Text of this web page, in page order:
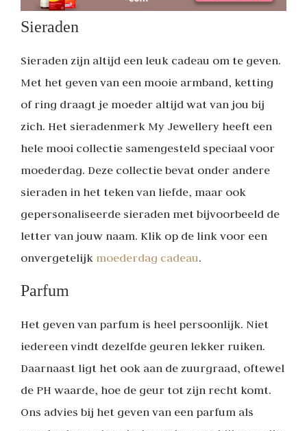
Sieraden
Sieraden zijn altijd een leuk cadeau om te geven.
Met het geven van een mooie armband, ketting
of ring draagt je moeder altijd wat van jou bij
zich. Het sieradenmerk My Jewellery heeft een
hele mooi collectie samengesteld speciaal voor
moederdag. Deze collectie bevat onder andere
sieraden in het teken van liefde, maar ook
gepersonaliseerde sieraden met bijvoorbeeld de
letter van jouw naam. Klik op de link voor een
onvergetelijk moederdag cadeau.
Parfum
Het geven van parfum is heel persoonlijk. Niet
iedereen vindt dezelfde geuren lekker ruiken.
Daarnaast ligt het ook aan de zuurgraad, oftewel
de PH waarde, hoe de geur tot zijn recht komt.
Ons advies bij het geven van een parfum als